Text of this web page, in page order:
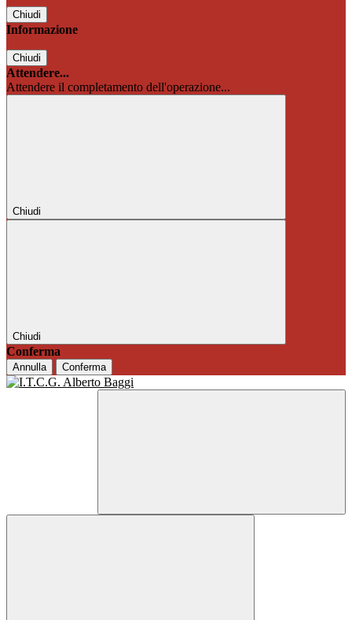
Chiudi
Informazione
Chiudi
Attendere...
Attendere il completamento dell'operazione...
Chiudi
Chiudi
Conferma
Annulla Conferma